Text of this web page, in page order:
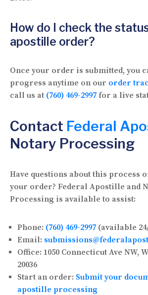
How do I check the
apostille order?
Once your order is submitted, you
progress anytime on our order
call us at (760) 469-2997 for a live
Contact Federal
Notary Processing
Have questions about this process
your order? Federal Apostille and
Processing is available to assist:
Phone: (760) 469-2997 (available
Email:
Office: 1050 Connecticut Ave NW,
20036
Start an order: Submit your
apostille processing